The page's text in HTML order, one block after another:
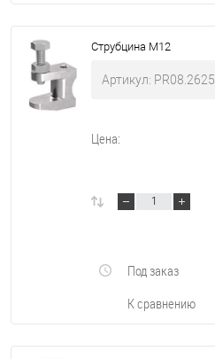
Струбцина М12
Артикул: PR08.2625
Цена:
К сравнению
Под заказ